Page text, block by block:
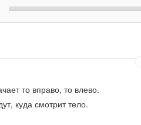
то вправо, то влево.
куда смотрит тело.